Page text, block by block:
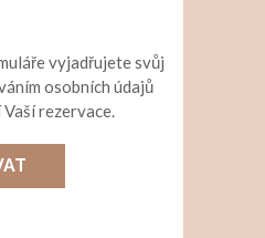
vyjadřujete svůj
osobních údajů
rezervace.